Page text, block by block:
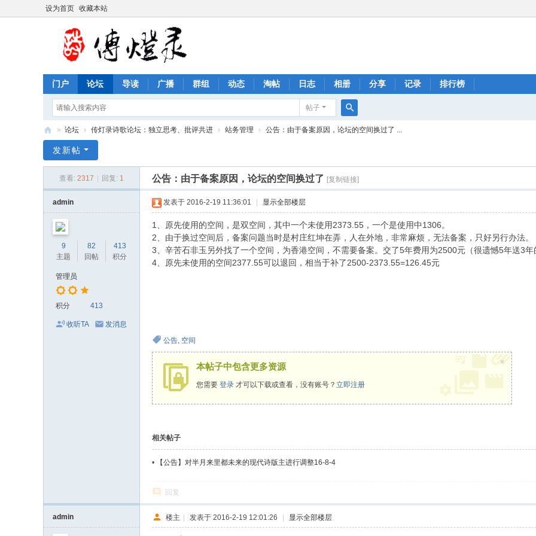
设为首页 收藏本站
门户 论坛 导读 广播 群组 动态 淘帖 日志 相册 分享 记录 排行榜
帖子
搜
灯
» 论坛 › 传灯录诗歌论坛：独立思考、批评共进 › 站务管理 › 公告：由于备案原因，论坛的空间换过了 ...
发新帖
查看: 2317 回复: 1 公告：由于备案原因，论坛的空间换过了 [复制链接]
admin
9
主题
82
回帖
413
积分
管理员
积分 413
收听TA 发消息
发表于 2016-2-19 11:36:01 显示全部楼层
1、原先使用的空间，是双空间，其中一个未使用2373.55，一个是使用中1306。
2、由于换过空间后，备案问题当时是村庄红坤在弄，人在外地，非常麻烦，无法备案，只好另行办法。
3、辛苦石非玉另外找了一个空间，为香港空间，不需要备案。交了5年费用为2500元（很遗憾5年送3
4、原先未使用的空间2377.55可以退回，相当于补了2500-2373.55=126.45元
公告, 空间
本帖子中包含更多资源
您需要 登录 才可以下载或查看，没有账号？ 立即注册
×
相关帖子
• 【公告】对半月来里都未来的现代诗版主进行调整16-8-4
回复
admin 楼主 | 发表于 2016-2-19 12:01:26 | 显示全部楼层